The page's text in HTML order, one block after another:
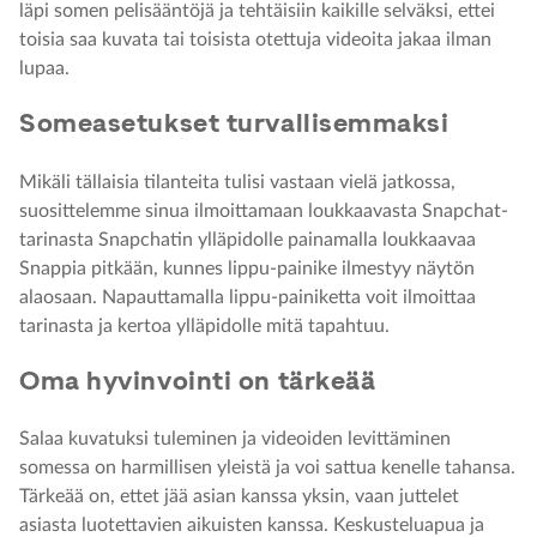
läpi somen pelisääntöjä ja tehtäisiin kaikille selväksi, ettei
toisia saa kuvata tai toisista otettuja videoita jakaa ilman
lupaa.
Someasetukset turvallisemmaksi
Mikäli tällaisia tilanteita tulisi vastaan vielä jatkossa,
suosittelemme sinua ilmoittamaan loukkaavasta Snapchat-
tarinasta Snapchatin ylläpidolle painamalla loukkaavaa
Snappia pitkään, kunnes lippu-painike ilmestyy näytön
alaosaan. Napauttamalla lippu-painiketta voit ilmoittaa
tarinasta ja kertoa ylläpidolle mitä tapahtuu.
Oma hyvinvointi on tärkeää
Salaa kuvatuksi tuleminen ja videoiden levittäminen
somessa on harmillisen yleistä ja voi sattua kenelle tahansa.
Tärkeää on, ettet jää asian kanssa yksin, vaan juttelet
asiasta luotettavien aikuisten kanssa. Keskusteluapua ja